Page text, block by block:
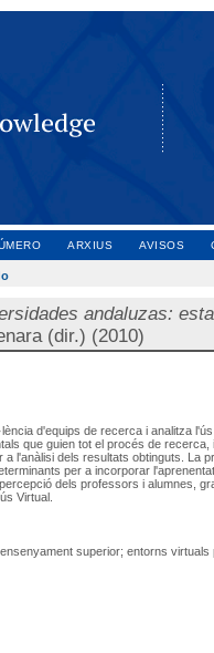
ARXIUS AVISOS
andaluzas:
(dir.) (2010)
d'equips de recerca i analitza
que guien tot el procés de
l'anàlisi dels resultats obtinguts. La
per a incorporar
dels professors i alumnes,
Virtual.
superior; entorns